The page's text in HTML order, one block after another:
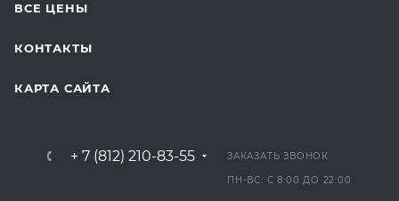
ВСЕ ЦЕНЫ
КОНТАКТЫ
КАРТА САЙТА
+ 7 (812) 210-83-55 ЗАКАЗАТЬ ЗВОНОК
ПН-ВС: С 8:00 ДО 22:00